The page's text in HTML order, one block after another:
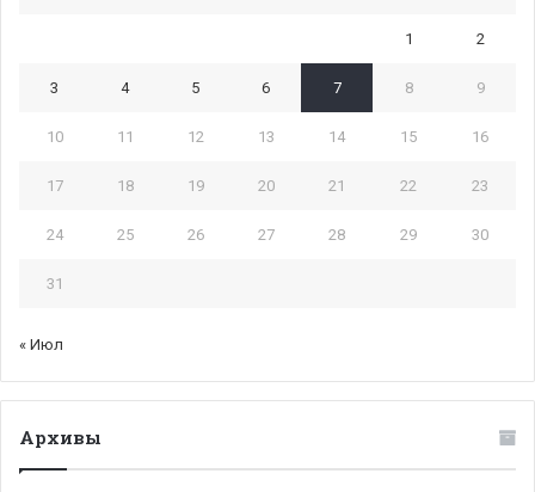
1 2
3 4 5 6 7 8 9
10 11 12 13 14 15 16
17 18 19 20 21 22 23
24 25 26 27 28 29 30
31
« Июл
Архивы